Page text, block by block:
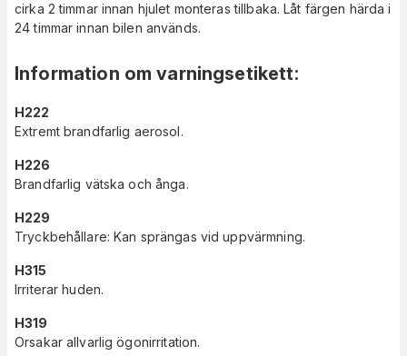
cirka 2 timmar innan hjulet monteras tillbaka. Låt färgen härda i
24 timmar innan bilen används.
Information om varningsetikett:
H222
Extremt brandfarlig aerosol.
H226
Brandfarlig vätska och ånga.
H229
Tryckbehållare: Kan sprängas vid uppvärmning.
H315
Irriterar huden.
H319
Orsakar allvarlig ögonirritation.